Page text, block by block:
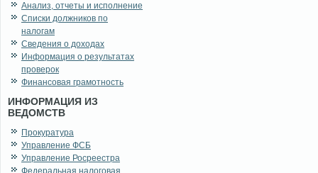
Анализ, отчеты и исполнение
Списки должников по
налогам
Сведения о доходах
Информация о результатах
проверок
Финансовая грамотность
ИНФОРМАЦИЯ ИЗ
ВЕДОМСТВ
Прокуратура
Управление ФСБ
Управление Росреестра
Федеральная налоговая